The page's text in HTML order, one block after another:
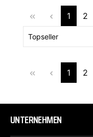
1 2
1 2
UNTERNEHMEN